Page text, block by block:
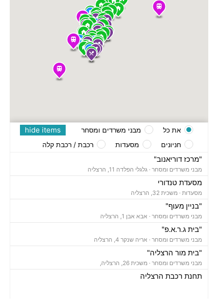
"מרכז דוריאנוב"
מבני משרדים ומסחר · גלגלי הפלדה 11, הרצליה
מסעדת טנדורי
מסעדות · משכית 32, הרצליה
"בניין מעוף"
מבני משרדים ומסחר · אבא אבן 1, הרצליה
"בית ג.ר.א.פ"
מבני משרדים ומסחר · אריה שנקר 4, הרצליה
"בית מור הרצליה"
מבני משרדים ומסחר · משכית 26, הרצליה,
תחנת רכבת הרצליה
hide items את כל
מבני משרדים ומסחר
חניונים
מסעדות רכבת / רכבת קלה